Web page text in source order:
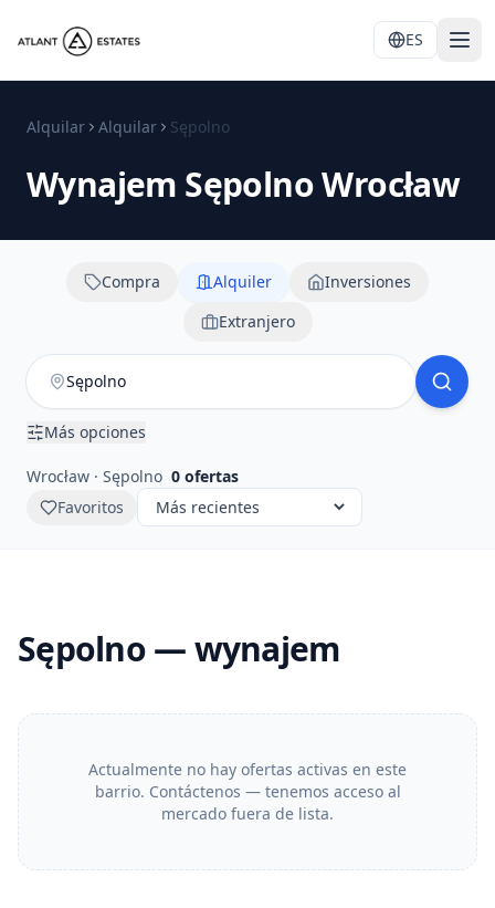
ES
Alquilar Alquilar Sępolno
Wynajem SępolnoWrocław
Compra Alquiler
Inversiones
Extranjero
Más opciones
Wrocław · Sępolno 0 ofertas
Favoritos
Sępolno — wynajem
Actualmente no hay ofertas activas en este
barrio. Contáctenos — tenemos acceso al
mercado fuera de lista.